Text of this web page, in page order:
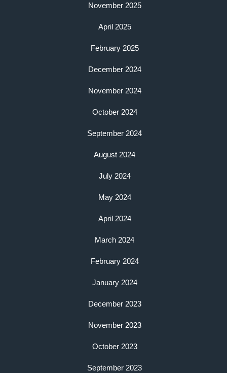
November 2025
April 2025
February 2025
December 2024
November 2024
October 2024
September 2024
August 2024
July 2024
May 2024
April 2024
March 2024
February 2024
January 2024
December 2023
November 2023
October 2023
September 2023